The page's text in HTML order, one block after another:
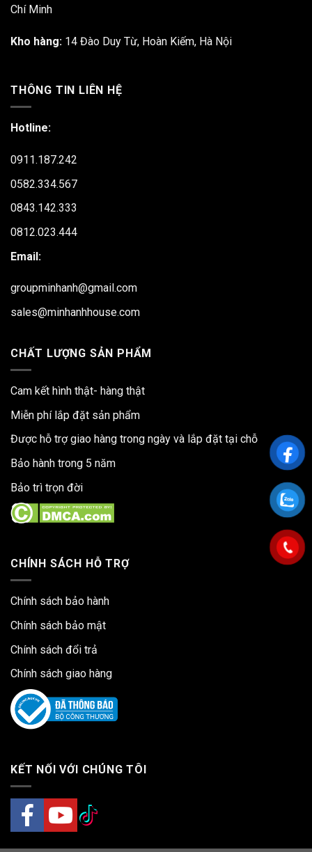
Chí Minh
Kho hàng: 14 Đào Duy Từ, Hoàn Kiếm, Hà Nội
THÔNG TIN LIÊN HỆ
Hotline:
0911.187.242
0582.334.567
0843.142.333
0812.023.444
Email:
groupminhanh@gmail.com
sales@minhanhhouse.com
CHẤT LƯỢNG SẢN PHẨM
Cam kết hình thật- hàng thật
Miễn phí lắp đặt sản phẩm
Được hỗ trợ giao hàng trong ngày và lắp đặt tại chỗ
Bảo hành trong 5 năm
Bảo trì trọn đời
CHÍNH SÁCH HỖ TRỢ
Chính sách bảo hành
Chính sách bảo mật
Chính sách đổi trả
Chính sách giao hàng
KẾT NỐI VỚI CHÚNG TÔI